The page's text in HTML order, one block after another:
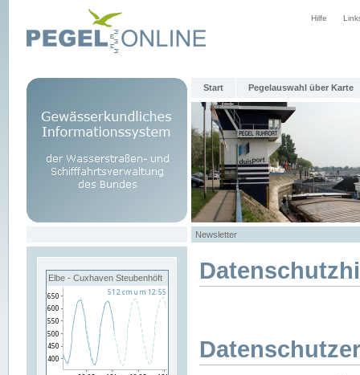
Hilfe
Start Pegelauswahl über Karte
Newsletter
Elbe - Cuxhaven Steubenhöft